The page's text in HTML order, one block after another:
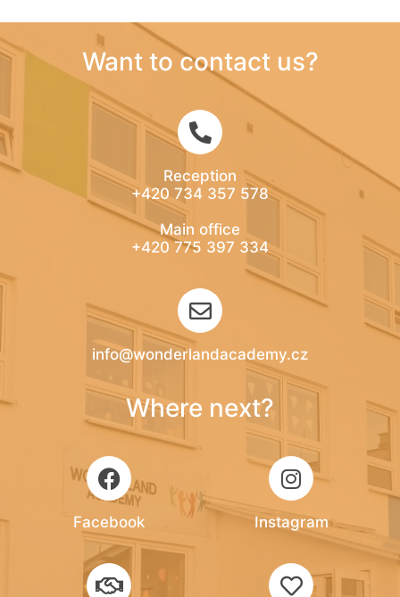
Want to contact us?
Reception
+420 734 357 578
Main office
+420 775 397 334
info@wonderlandacademy.cz​
Where next?
Facebook Instagram